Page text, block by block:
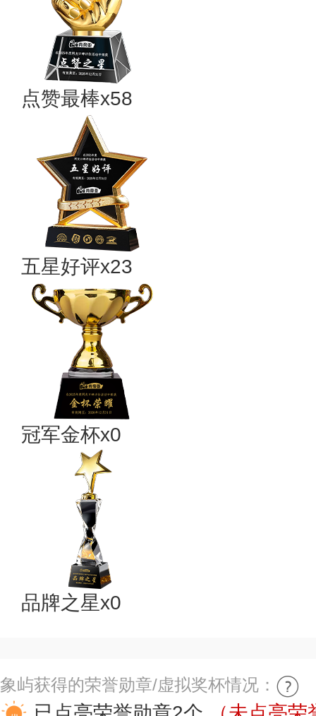
点赞最棒x58
五星好评x23
冠军金杯x0
品牌之星x0
象屿获得的荣誉勋章/虚拟奖杯情况：